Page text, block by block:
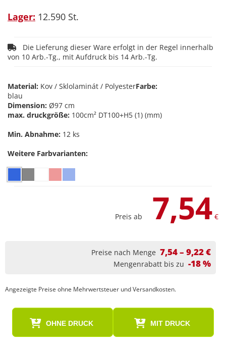
Lager: 12.590 St.
Die Lieferung dieser Ware erfolgt in der Regel innerhalb
von 10 Arb.-Tg., mit Aufdruck bis 14 Arb.-Tg.
Material: Kov / Sklolaminát / PolyesterFarbe:
blau
Dimension: Ø97 cm
max. druckgröße: 100cm² DT100+H5 (1) (mm)
Min. Abnahme: 12 ks
Weitere Farbvarianten:
Preis ab 7,54 €
Preise nach Menge 7,54 – 9,22 €
Mengenrabatt bis zu -18 %
Angezeigte Preise ohne Mehrwertsteuer und Versandkosten.
OHNE DRUCK MIT DRUCK